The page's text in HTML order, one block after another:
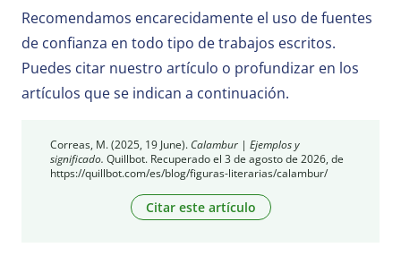
Recomendamos encarecidamente el uso de fuentes
de confianza en todo tipo de trabajos escritos.
Puedes citar nuestro artículo o profundizar en los
artículos que se indican a continuación.
Correas, M. (2025, 19 June). Calambur | Ejemplos y
significado. Quillbot. Recuperado el 3 de agosto de 2026, de
https://quillbot.com/es/blog/figuras-literarias/calambur/
Citar este artículo